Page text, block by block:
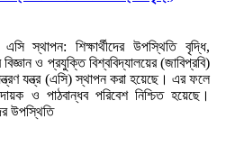
এসি স্থাপন: শিক্ষার্থীদের উপস্থিতি বৃদ্ধি,
ও প্রযুক্তি বিশ্ববিদ্যালয়ের (জাবিপ্রবি)
যন্ত্র (এসি) স্থাপন করা হয়েছে। এর ফলে
ও পাঠবান্ধব পরিবেশ নিশ্চিত হয়েছে।
উপস্থিতি